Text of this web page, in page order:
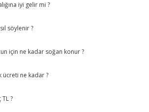
iyi gelir mi ?
söylenir ?
için ne kadar soğan konur ?
ücreti ne kadar ?
?